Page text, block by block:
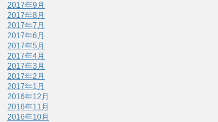
2017年9月
2017年8月
2017年7月
2017年6月
2017年5月
2017年4月
2017年3月
2017年2月
2017年1月
2016年12月
2016年11月
2016年10月